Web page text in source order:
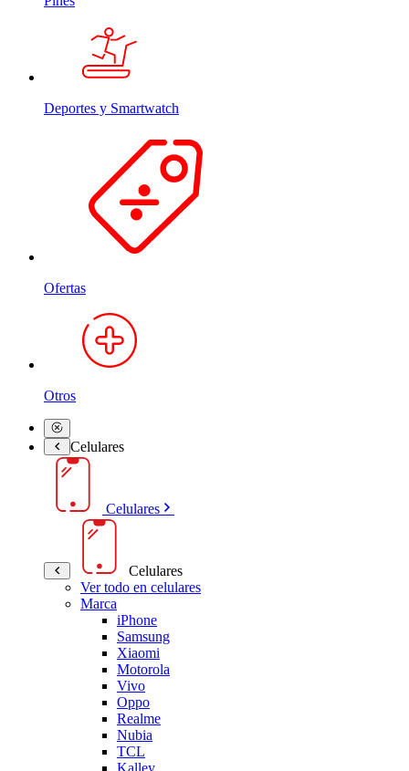
Deportes y Smartwatch
Ofertas
Otros
Celulares
Celulares
Celulares
Ver todo en celulares
Marca
iPhone
Samsung
Xiaomi
Motorola
Vivo
Oppo
Realme
Nubia
TCL
Kalley